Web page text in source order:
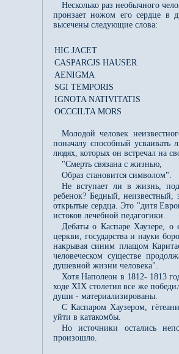
Несколько раз необычного
пронзает ножом его сердце в
высечены следующие слова:
HIC JACET
CASPARCJS HAUSER
AENIGMA
SGI TEMPORIS
IGNOTA NATIVITATIS
OCCCILTA MORS
Молодой человек
поначалу способный
людях, которых он встречал на
"Смерть связана с жизнью,
Образ становится символом".
Не вступает ли в жизнь,
ребенок? Бедный, неизвестный,
открытые сердца. Это "дитя
истоков лечебной педагогики.
Дебаты о Каспаре Хаузере, о
церкви, государства и науки
накрывая синим плащом
человеческом существе
душевной жизни человека".
Хотя Наполеон в 1812- 1813
ходе XIX столетия все же
души - материализированы.
С Каспаром Хаузером,
уйти в катакомбы.
Но источники остались
произошло.